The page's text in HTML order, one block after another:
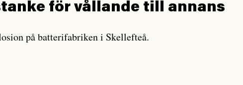
för vållande till annans
på batterifabriken i Skellefteå.